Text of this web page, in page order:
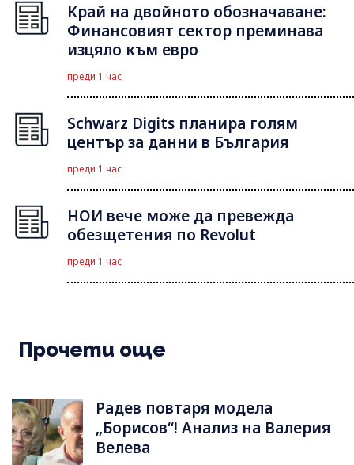
Край на двойното обозначаване:
Финансовият сектор преминава
изцяло към евро
преди 1 час
Schwarz Digits планира голям
център за данни в България
преди 1 час
НОИ вече може да превежда
обезщетения по Revolut
преди 1 час
Прочети още
Радев повтаря модела
„Борисов“! Анализ на Валерия
Велева